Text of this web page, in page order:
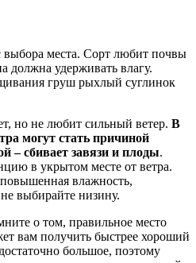
выбора места. Сорт любит почвы
должна удерживать влагу.
груш рыхлый суглинок
но не любит сильный ветер. В
могут стать причиной
– сбивает завязи и плоды.
в укрытом месте от ветра.
влажность,
выбирайте низину.
о том, правильное место
вам получить быстрее хороший
большое, поэтому